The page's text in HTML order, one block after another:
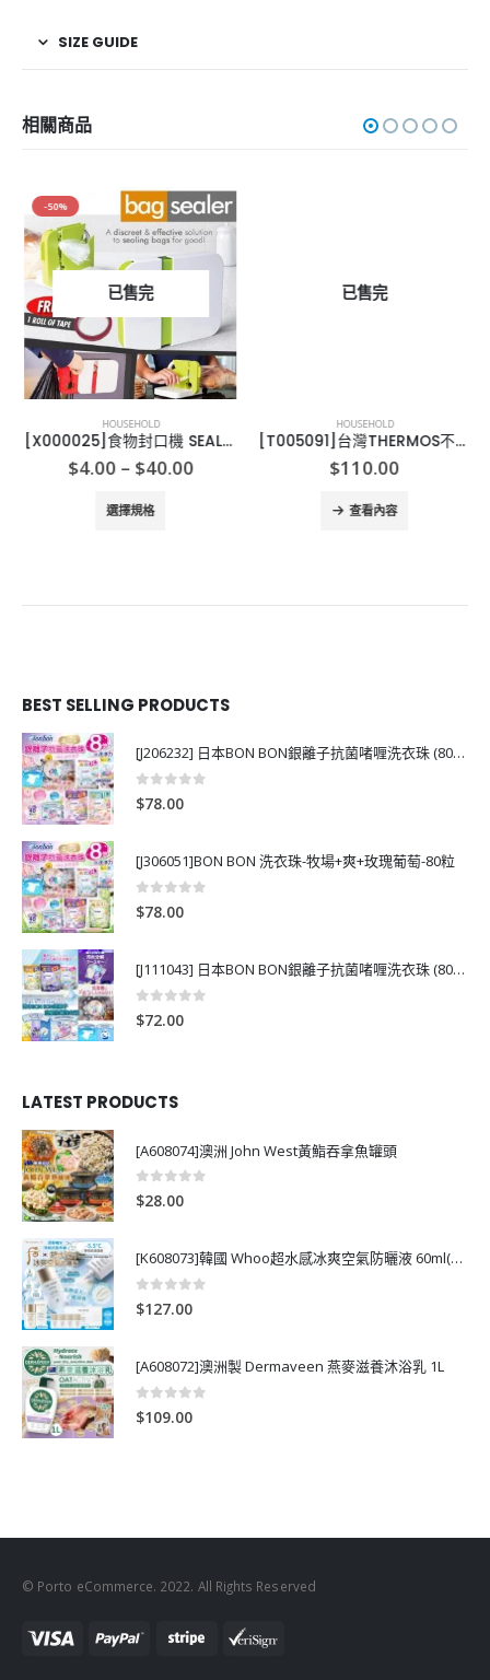
SIZE GUIDE
相關商品
-50%
已售完
HOUSEHOLD
[X000025]食物封口機 SEALABAG
$4.00 – $40.00Price
選擇規格
已售完
HOUSEHOLD
[T005091]台灣THERMOS不繡鋼 保溫碗 100OML
$110.00
查看內容
BEST SELLING PRODUCTS
[J206232] 日本BON BON銀離子抗菌啫喱洗衣珠 (80粒)
0out of 5
$78.00
[J306051]BON BON 洗衣珠-牧場+爽+玫瑰葡萄-80粒
0out of 5
$78.00
[J111043] 日本BON BON銀離子抗菌啫喱洗衣珠 (80粒)
0
$72.00
LATEST PRODUCTS
[A608074]澳洲 John West黃鮨吞拿魚罐頭
0 out of 5
$28.00
[K608073]韓國 Whoo超水感冰爽空氣防曬液 60ml(送13ml*4支)
0 out of 5
$127.00
[A608072]澳洲製 Dermaveen 燕麥滋養沐浴乳 1L
0
$109.00
© Porto eCommerce. 2022. All Rights Reserved